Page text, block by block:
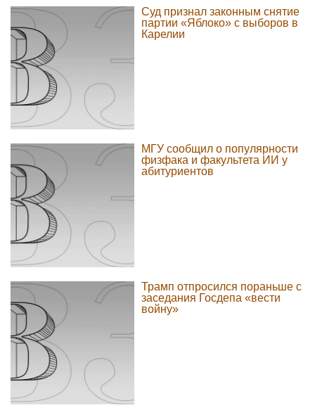
Суд признал законным снятие
партии «Яблоко» с выборов в
Карелии
МГУ сообщил о популярности
физфака и факультета ИИ у
абитуриентов
Трамп отпросился пораньше с
заседания Госдепа «вести
войну»